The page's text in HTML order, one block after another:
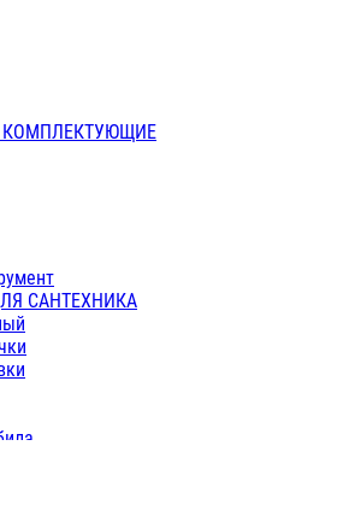
КОМПЛЕКТУЮЩИЕ
САНТЕХНИКА